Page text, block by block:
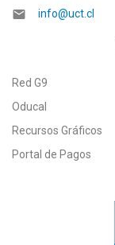
email info@uct.cl
Red G9
Oducal
Recursos Gráficos
Portal de Pagos